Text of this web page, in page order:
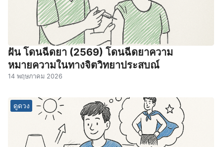
ฝัน โดนฉีดยา (2569) โดนฉีดยาความ
หมายความในทางจิตวิทยาประสบณ์
14 พฤษภาคม 2026
ดูดวง